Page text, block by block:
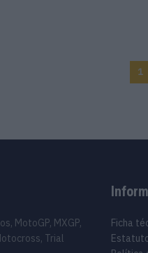
1
MotoGP, MXGP,
Trial
Ficha